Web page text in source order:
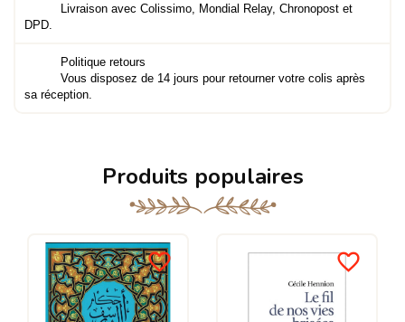
Livraison avec Colissimo, Mondial Relay, Chronopost et
DPD.
Politique retours
Vous disposez de 14 jours pour retourner votre colis après
sa réception.
Produits populaires
favorite_border favorite_border